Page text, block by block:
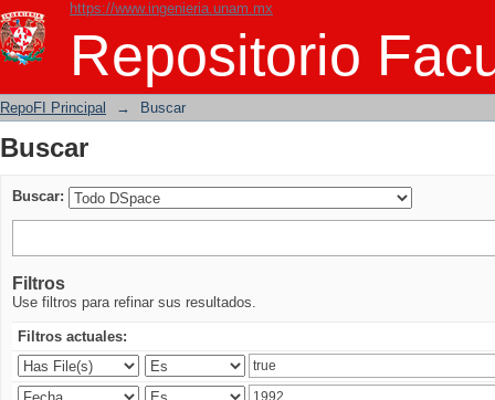
https://www.ingenieria.unam.mx
Repositorio
Buscar
RepoFI Principal → Buscar
Buscar
Buscar:
Filtros
Use filtros para refinar sus resultados.
Filtros actuales: